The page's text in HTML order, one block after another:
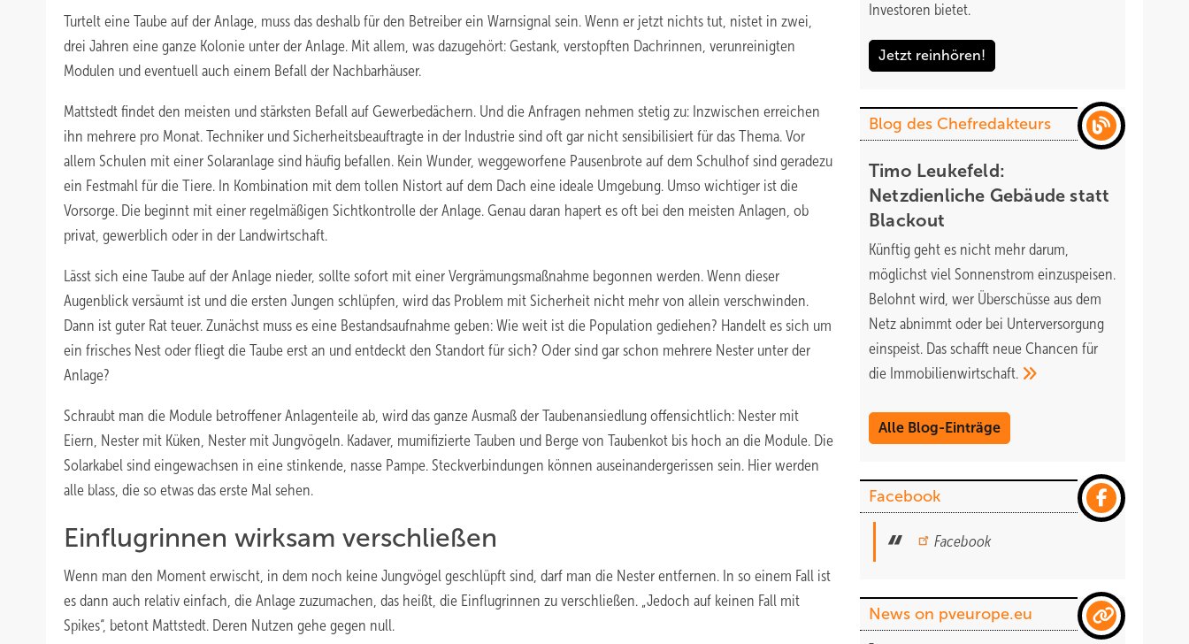
Turtelt eine Taube auf der Anlage, muss das deshalb für den Betreiber ein Warnsignal sein. Wenn er jetzt nichts tut, nistet in zwei,
drei Jahren eine ganze Kolonie unter der Anlage. Mit allem, was dazugehört: Gestank, verstopften Dachrinnen, verunreinigten
Modulen und eventuell auch einem Befall der Nachbarhäuser.
Mattstedt findet den meisten und stärksten Befall auf Gewerbedächern. Und die Anfragen nehmen stetig zu: Inzwischen erreichen
ihn mehrere pro Monat. Techniker und Sicherheitsbeauftragte in der Industrie sind oft gar nicht sensibilisiert für das Thema. Vor
allem Schulen mit einer Solaranlage sind häufig befallen. Kein Wunder, weggeworfene Pausenbrote auf dem Schulhof sind geradezu
ein Festmahl für die Tiere. In Kombination mit dem tollen Nistort auf dem Dach eine ideale Umgebung. Umso wichtiger ist die
Vorsorge. Die beginnt mit einer regelmäßigen Sichtkontrolle der Anlage. Genau daran hapert es oft bei den meisten Anlagen, ob
privat, gewerblich oder in der Landwirtschaft.
Lässt sich eine Taube auf der Anlage nieder, sollte sofort mit einer Vergrämungsmaßnahme begonnen werden. Wenn dieser
Augenblick versäumt ist und die ersten Jungen schlüpfen, wird das Problem mit Sicherheit nicht mehr von allein verschwinden.
Dann ist guter Rat teuer. Zunächst muss es eine Bestandsaufnahme geben: Wie weit ist die Population gediehen? Handelt es sich um
ein frisches Nest oder fliegt die Taube erst an und entdeckt den Standort für sich? Oder sind gar schon mehrere Nester unter der
Anlage?
Schraubt man die Module betroffener Anlagenteile ab, wird das ganze Ausmaß der Taubenansiedlung offensichtlich: Nester mit
Eiern, Nester mit Küken, Nester mit Jungvögeln. Kadaver, mumifizierte Tauben und Berge von Taubenkot bis hoch an die Module. Die
Solarkabel sind eingewachsen in eine stinkende, nasse Pampe. Steckverbindungen können auseinandergerissen sein. Hier werden
alle blass, die so etwas das erste Mal sehen.
Einflugrinnen wirksam verschließen
Wenn man den Moment erwischt, in dem noch keine Jungvögel geschlüpft sind, darf man die Nester entfernen. In so einem Fall ist
es dann auch relativ einfach, die Anlage zuzumachen, das heißt, die Einflugrinnen zu verschließen. „Jedoch auf keinen Fall mit
Spikes“, betont Mattstedt. Deren Nutzen gehe gegen null.
Investoren bietet.
Jetzt reinhören!
Blog des Chefredakteurs
Timo Leukefeld:
Netzdienliche Gebäude statt
Blackout
Künftig geht es nicht mehr darum,
möglichst viel Sonnenstrom einzuspeisen.
Belohnt wird, wer Überschüsse aus dem
Netz abnimmt oder bei Unterversorgung
einspeist. Das schafft neue Chancen für
die Immobilienwirtschaft.
Alle Blog-Einträge
Facebook
Facebook
News on pveurope.eu